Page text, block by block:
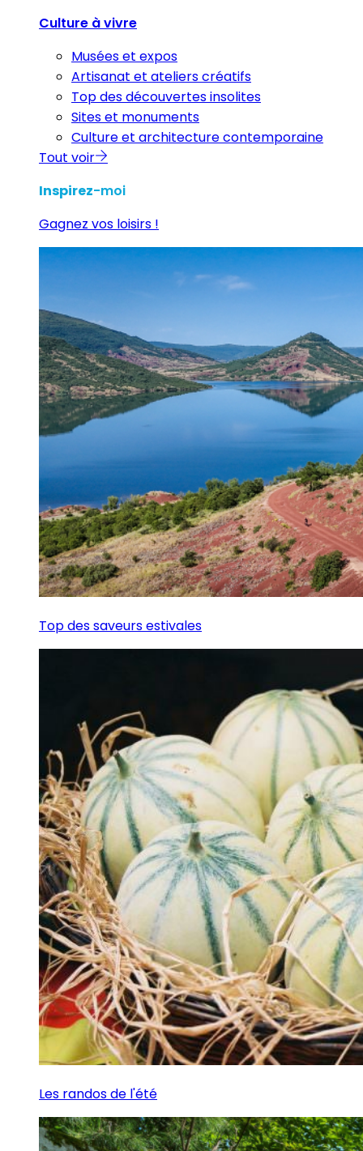
Culture à vivre
Musées et expos
Artisanat et ateliers créatifs
Top des découvertes insolites
Sites et monuments
Culture et architecture contemporaine
Tout voir
Inspirez-moi
Gagnez vos loisirs !
Top des saveurs estivales
Les randos de l'été